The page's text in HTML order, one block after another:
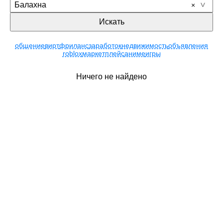
Балахна
Искать
общениевиртфрилансзаработокнедвижимостьобъявления
robloxмаркетплейсанимеигры
Ничего не найдено